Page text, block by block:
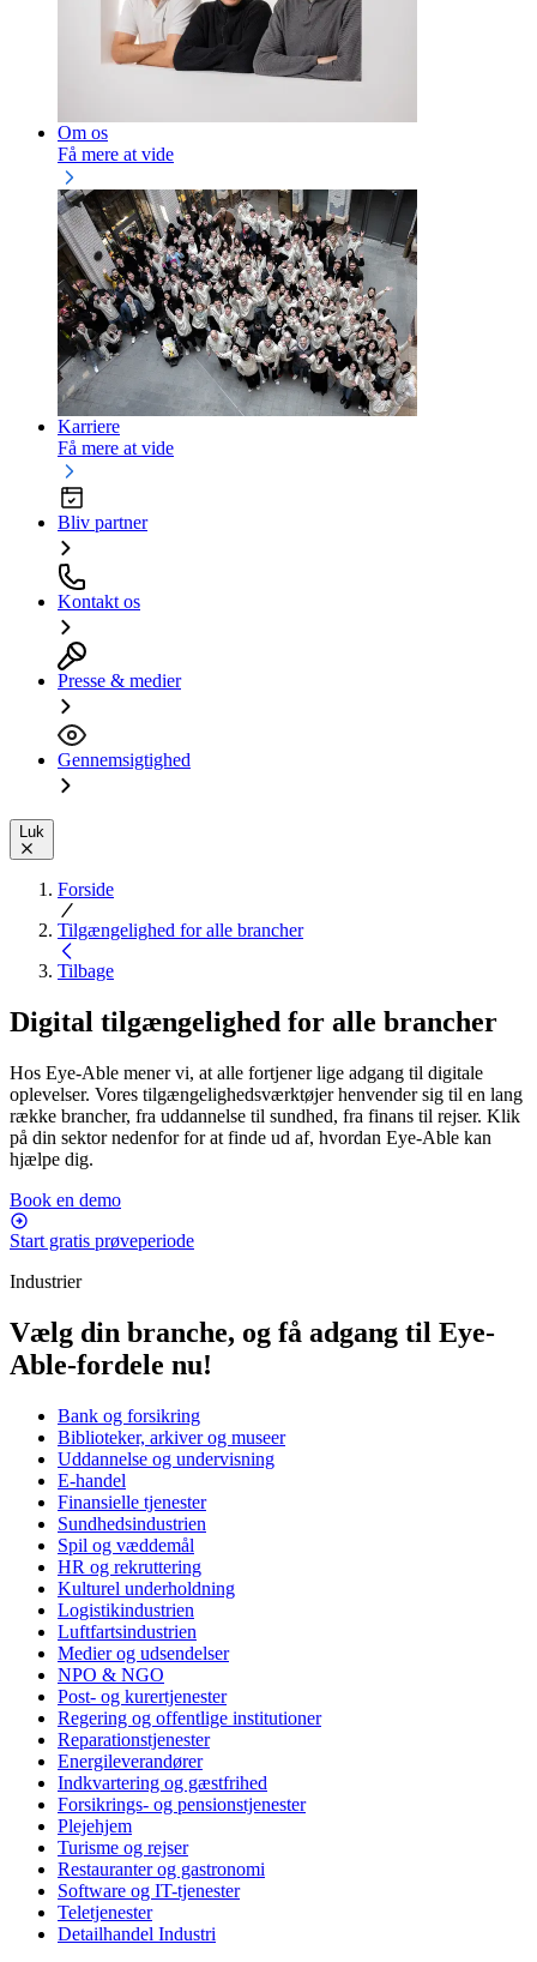
Om os
Få mere at vide
Karriere
Få mere at vide
Bliv partner
Kontakt os
Presse & medier
Gennemsigtighed
Luk
Forside
Tilgængelighed for alle brancher
Tilbage
Digital tilgængelighed for alle brancher
Hos Eye-Able mener vi, at alle fortjener lige adgang til digitale
oplevelser. Vores tilgængelighedsværktøjer henvender sig til en lang
række brancher, fra uddannelse til sundhed, fra finans til rejser. Klik
på din sektor nedenfor for at finde ud af, hvordan Eye-Able kan
hjælpe dig.
Book en demo
Start gratis prøveperiode
Industrier
Vælg din branche, og få adgang til Eye-
Able-fordele nu!
Bank og forsikring
Biblioteker, arkiver og museer
Uddannelse og undervisning
E-handel
Finansielle tjenester
Sundhedsindustrien
Spil og væddemål
HR og rekruttering
Kulturel underholdning
Logistikindustrien
Luftfartsindustrien
Medier og udsendelser
NPO & NGO
Post- og kurertjenester
Regering og offentlige institutioner
Reparationstjenester
Energileverandører
Indkvartering og gæstfrihed
Forsikrings- og pensionstjenester
Plejehjem
Turisme og rejser
Restauranter og gastronomi
Software og IT-tjenester
Teletjenester
Detailhandel Industri